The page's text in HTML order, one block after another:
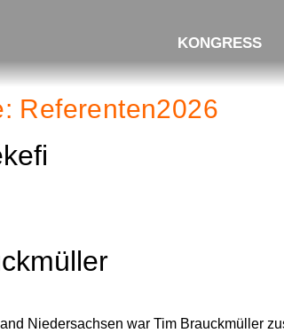
KONGRESS
Referenten2026
Niedersachsen war Tim Brauckmüller